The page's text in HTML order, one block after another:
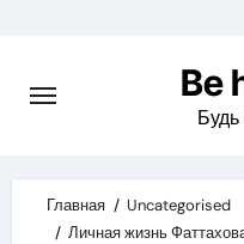
content
Be
Главная
Uncategorised
Личная жизнь